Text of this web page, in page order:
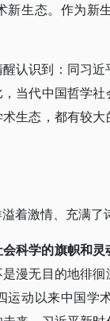
新生态。作为新
认识到：同习
当代中国哲学
生态，都有较
着激情、充满了
科学的旗帜和灵
漫无目的地徘
运动以来中国学